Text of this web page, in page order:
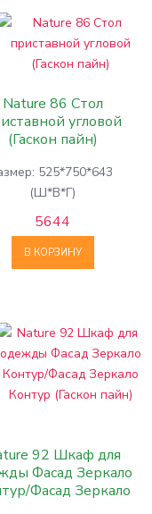
Nature 86 Стол
угловой
(Гаскон пайн)
525*750*643
(Ш*В*Г)
5644
В КОРЗИНУ
92 Шкаф для
Фасад Зеркало
Фасад Зеркало